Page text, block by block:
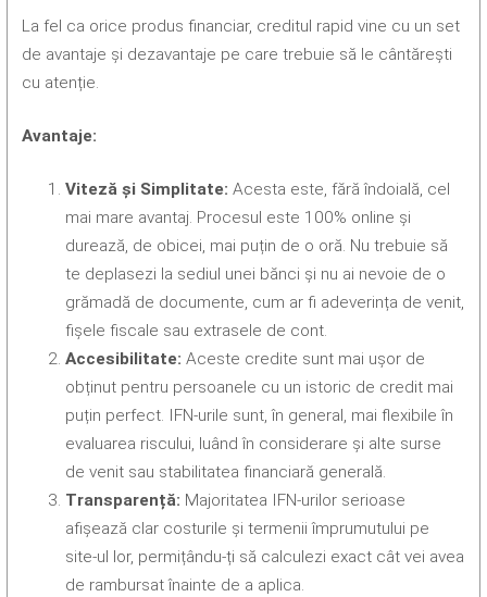
La fel ca orice produs financiar, creditul rapid vine cu un set
de avantaje și dezavantaje pe care trebuie să le cântărești
cu atenție.
Avantaje:
Viteză și Simplitate: Acesta este, fără îndoială, cel
mai mare avantaj. Procesul este 100% online și
durează, de obicei, mai puțin de o oră. Nu trebuie să
te deplasezi la sediul unei bănci și nu ai nevoie de o
grămadă de documente, cum ar fi adeverința de venit,
fișele fiscale sau extrasele de cont.
Accesibilitate: Aceste credite sunt mai ușor de
obținut pentru persoanele cu un istoric de credit mai
puțin perfect. IFN-urile sunt, în general, mai flexibile în
evaluarea riscului, luând în considerare și alte surse
de venit sau stabilitatea financiară generală.
Transparență: Majoritatea IFN-urilor serioase
afișează clar costurile și termenii împrumutului pe
site-ul lor, permițându-ți să calculezi exact cât vei avea
de rambursat înainte de a aplica.